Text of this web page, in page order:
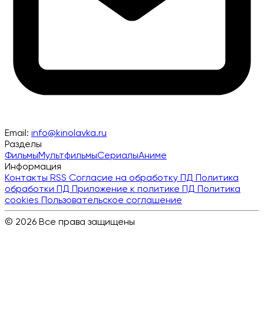
Email: info@kinolavka.ru
Разделы
ФильмыМультфильмыСериалыАниме
Информация
Контакты RSS Согласие на обработку ПД Политика
обработки ПД Приложение к политике ПД Политика
cookies Пользовательское соглашение
© 2026 Все права защищены